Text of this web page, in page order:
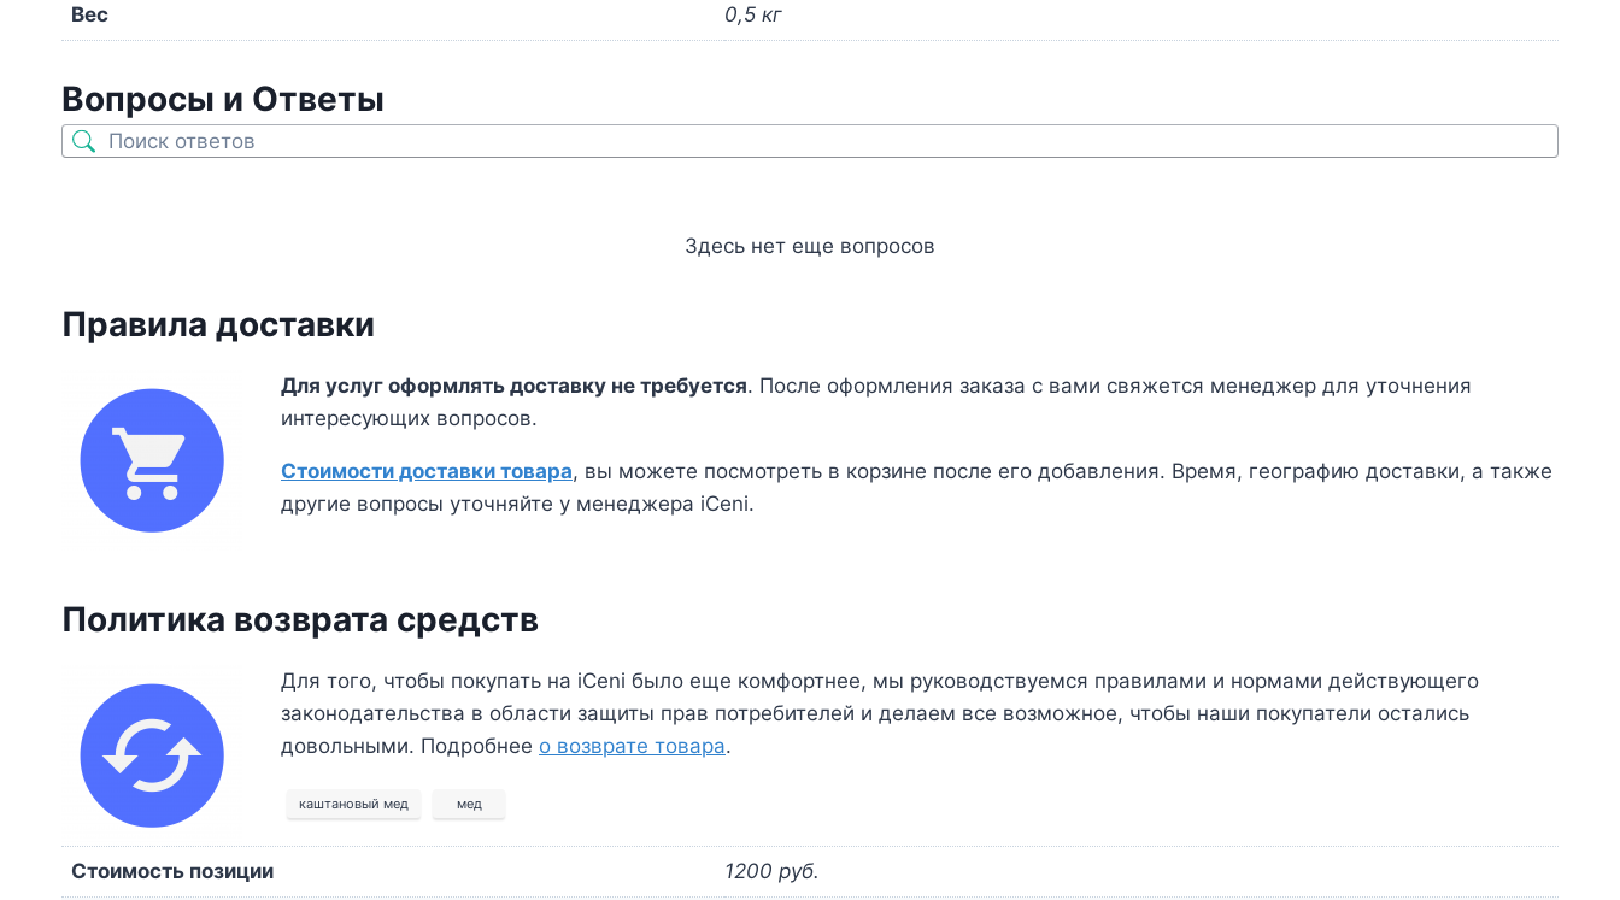
Вес 0,5 кг
Вопросы и Ответы
Здесь нет еще вопросов
Правила доставки
Для услуг оформлять доставку не требуется. После оформления заказа с вами свяжется менеджер для уточнения
интересующих вопросов.
Стоимости доставки товара, вы можете посмотреть в корзине после его добавления. Время, географию доставки, а также
другие вопросы уточняйте у менеджера iCeni.
Политика возврата средств
Для того, чтобы покупать на iCeni было еще комфортнее, мы руководствуемся правилами и нормами действующего
законодательства в области защиты прав потребителей и делаем все возможное, чтобы наши покупатели остались
довольными. Подробнее о возврате товара.
каштановый мед мед
Стоимость позиции 1200 руб.